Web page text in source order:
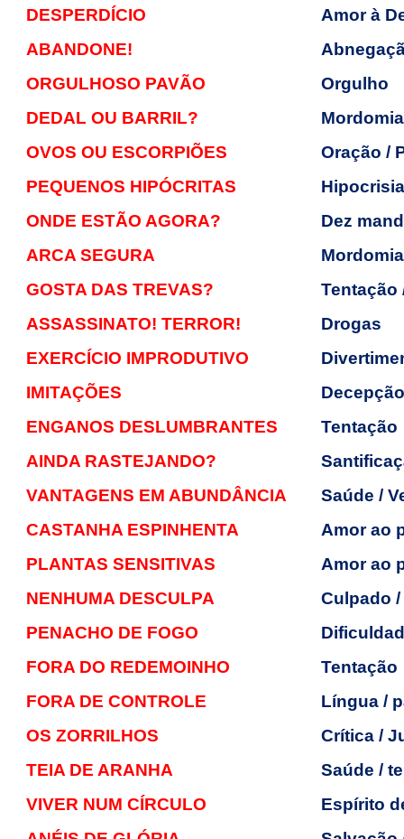
DESPERDÍCIO
Amor à
ABANDONE!
ORGULHOSO PAVÃO
Orgulho
DEDAL OU BARRIL?
OVOS OU ESCORPIÕES
Oração /
PEQUENOS HIPÓCRITAS
ONDE ESTÃO AGORA?
Dez
ARCA SEGURA
GOSTA DAS TREVAS?
Tentação
ASSASSINATO! TERROR!
Drogas
EXERCÍCIO IMPRODUTIVO
IMITAÇÕES
ENGANOS DESLUMBRANTES
Tentação
AINDA RASTEJANDO?
VANTAGENS EM ABUNDÂNCIA
Saúde /
CASTANHA ESPINHENTA
Amor ao
PLANTAS SENSITIVAS
Amor ao
NENHUMA DESCULPA
Culpado
PENACHO DE FOGO
FORA DO REDEMOINHO
Tentação
FORA DE CONTROLE
Língua /
OS ZORRILHOS
Crítica /
TEIA DE ARANHA
Saúde /
VIVER NUM CÍRCULO
Espírito